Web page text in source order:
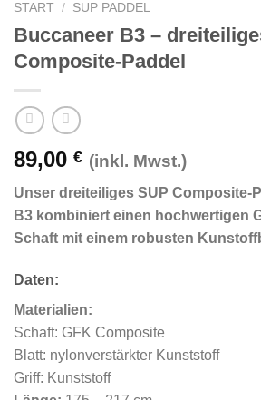
START / SUP PADDEL
Buccaneer B3 –
Composite-Paddel
89,00 € (inkl. Mwst.)
Unser dreiteiliges SUP Composite-
B3 kombiniert einen hochwertigen
Schaft mit einem robusten
Daten:
Materialien:
Schaft: GFK Composite
Blatt: nylonverstärkter Kunststoff
Griff: Kunststoff